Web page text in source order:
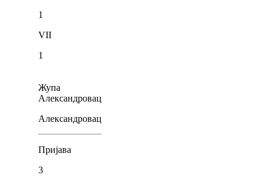
1
VII
1
Жупа
Александровац
Александровац
Пријава
3